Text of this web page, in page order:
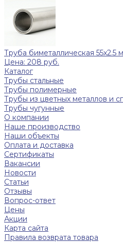
Труба биметаллическая
Цена: 208 руб.
Каталог
Трубы стальные
Трубы полимерные
Трубы из цветных металлов и
Трубы чугунные
О компании
Наше производство
Наши объекты
Оплата и доставка
Сертификаты
Вакансии
Новости
Статьи
Отзывы
Вопрос-ответ
Цены
Акции
Карта сайта
Правила возврата товара